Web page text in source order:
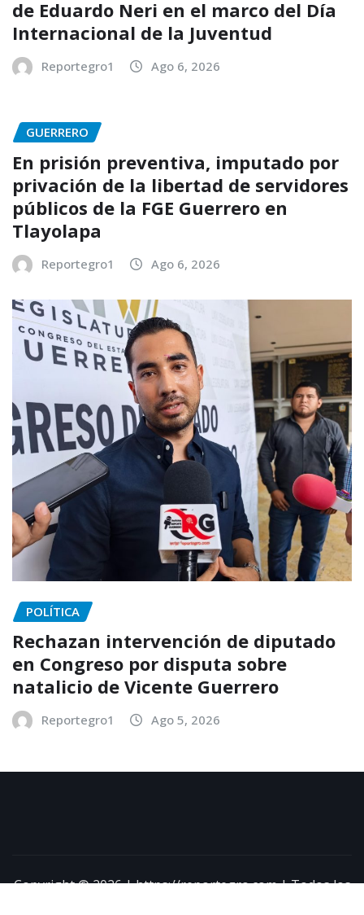
de Eduardo Neri en el marco del Día
Internacional de la Juventud
Reportegro1 Ago 6, 2026
GUERRERO
En prisión preventiva, imputado por
privación de la libertad de servidores
públicos de la FGE Guerrero en
Tlayolapa
Reportegro1 Ago 6, 2026
POLÍTICA
Rechazan intervención de diputado
en Congreso por disputa sobre
natalicio de Vicente Guerrero
Reportegro1 Ago 5, 2026
Copyright © 2026 | https://reportegro.com | Todos los